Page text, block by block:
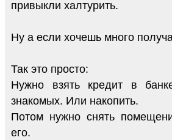
привыкли халтурить.
Ну а если хочешь много
Так это просто:
Нужно взять кредит в
знакомых. Или накопить.
Потом нужно снять
его.